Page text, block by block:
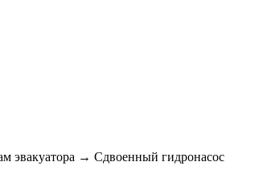
эвакуатора → Сдвоенный гидронасос